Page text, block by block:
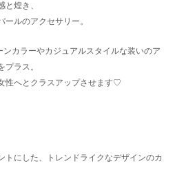
煌き、
ルのアクセサリー。
カラーやカジュアルスタイルな装いのア
ラス。
性へとクラスアップさせます♡
トにした、トレンドライクなデザインのカ